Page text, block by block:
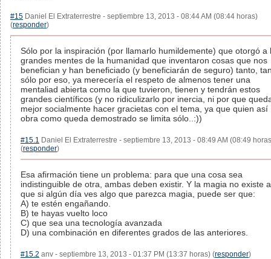
#15 Daniel El Extraterrestre - septiembre 13, 2013 - 08:44 AM (08:44 horas)
(responder)
Sólo por la inspiración (por llamarlo humildemente) que otorgó a
grandes mentes de la humanidad que inventaron cosas que nos
benefician y han beneficiado (y beneficiarán de seguro) tanto,
sólo por eso, ya merecería el respeto de almenos tener una
mentaliad abierta como la que tuvieron, tienen y tendrán estos
grandes científicos (y no ridiculizarlo por inercia, ni por que
mejor socialmente hacer gracietas con el tema, ya que quien así
obra como queda demostrado se limita sólo..:))
#15.1 Daniel El Extraterrestre - septiembre 13, 2013 - 08:49 AM (08:49
(responder)
Esa afirmación tiene un problema: para que una cosa sea
indistinguible de otra, ambas deben existir. Y la magia no existe
que si algún día ves algo que parezca magia, puede ser que:
A) te estén engañando.
B) te hayas vuelto loco
C) que sea una tecnología avanzada
D) una combinación en diferentes grados de las anteriores.
#15.2 anv - septiembre 13, 2013 - 01:37 PM (13:37 horas) (responder)